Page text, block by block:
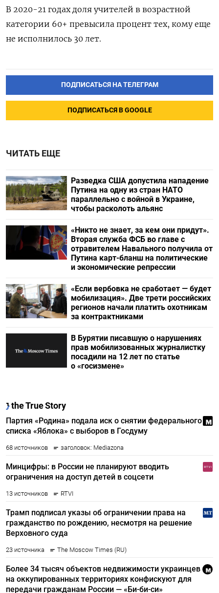
В 2020-21 годах доля учителей в возрастной
категории 60+ превысила процент тех, кому еще
не исполнилось 30 лет.
ПОДПИСАТЬСЯ НА ТЕЛЕГРАМ
ПОДПИСАТЬСЯ В GOOGLE
ЧИТАТЬ ЕЩЕ
Разведка США допустила нападение
Путина на одну из стран НАТО
параллельно с войной в Украине,
чтобы расколоть альянс
«Никто не знает, за кем они придут».
Вторая служба ФСБ во главе с
отравителем Навального получила от
Путина карт-бланш на политические
и экономические репрессии
«Если вербовка не сработает — будет
мобилизация». Две трети российских
регионов начали платить охотникам
за контрактниками
В Бурятии писавшую о нарушениях
прав мобилизованных журналистку
посадили на 12 лет по статье
о «госизмене»